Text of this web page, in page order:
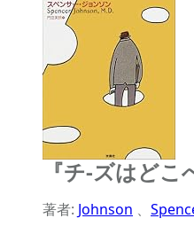
『チ-ズはど
著者: Johnson 、